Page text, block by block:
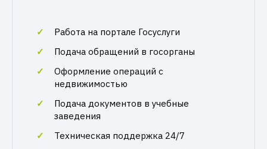
Работа на портале Госуслуги
Подача обращений в госорганы
Оформление операций с
недвижимостью
Подача документов в учебные
заведения
Техническая поддержка 24/7